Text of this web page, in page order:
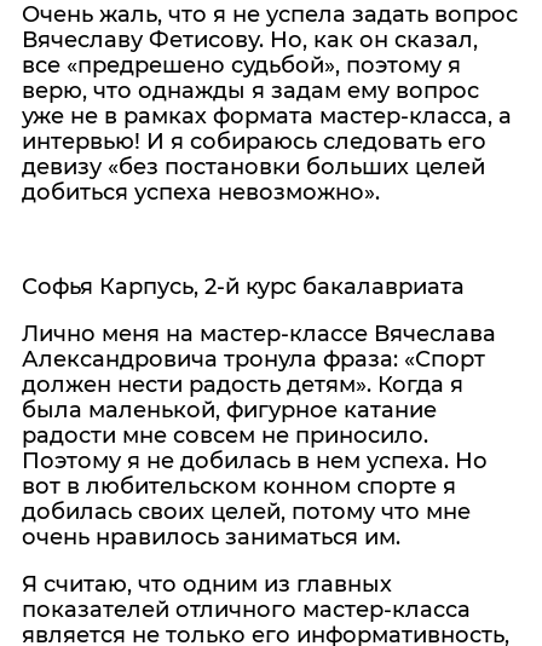
Очень жаль, что я не успела задать вопрос
Вячеславу Фетисову. Но, как он сказал,
все «предрешено судьбой», поэтому я
верю, что однажды я задам ему вопрос
уже не в рамках формата мастер-класса, а
интервью! И я собираюсь следовать его
девизу «без постановки больших целей
добиться успеха невозможно».
Софья Карпусь, 2-й курс бакалавриата
Лично меня на мастер-классе Вячеслава
Александровича тронула фраза: «Спорт
должен нести радость детям». Когда я
была маленькой, фигурное катание
радости мне совсем не приносило.
Поэтому я не добилась в нем успеха. Но
вот в любительском конном спорте я
добилась своих целей, потому что мне
очень нравилось заниматься им.
Я считаю, что одним из главных
показателей отличного мастер-класса
является не только его информативность,